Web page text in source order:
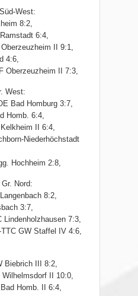
West:
8:2,
6:4,
II 9:1,
4:6,
Oberzeuzheim II 7:3,
West:
Bad Homburg 3:7,
Homb. 6:4,
II 6:4,
Niederhöchstadt
Hochheim 2:8,
Nord:
8:2,
3:7,
7:3,
GW Staffel IV 4:6,
Biebrich III 8:2,
II 10:0,
Homb. II 6:4,